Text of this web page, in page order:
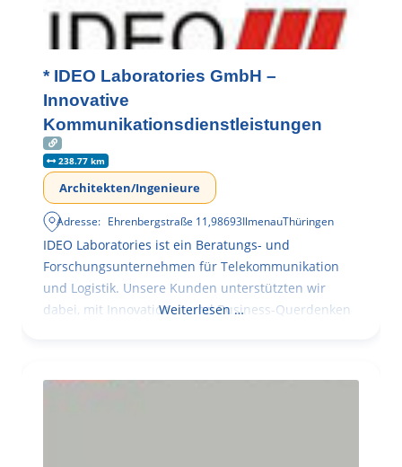
* IDEO Laboratories GmbH –
Innovative
Kommunikationsdienstleistungen
238.77 km
Architekten/Ingenieure
Adresse: Ehrenbergstraße 11,98693IlmenauThüringen
IDEO Laboratories ist ein Beratungs- und
Forschungsunternehmen für Telekommunikation
und Logistik. Unsere Kunden unterstützten wir
dabei, mit Innovationen und Business-Querdenken
Weiterlesen …